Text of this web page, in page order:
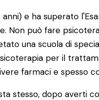
e ha superato
Non può fare
una scuola di
per il
farmaci e
stesso, dopo averti